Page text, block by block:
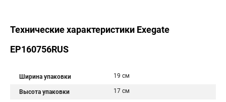
Технические характеристики Exegate
EP160756RUS
Ширина упаковки 19 см
Высота упаковки 17 см